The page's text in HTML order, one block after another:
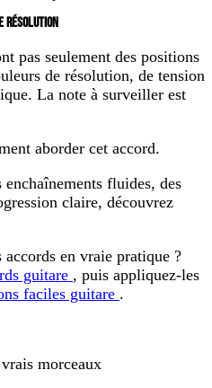
RÉSOLUTION
pas seulement des positions
de résolution, de tension
La note à surveiller est
aborder cet accord.
fluides, des
claire, découvrez
en vraie pratique ?
guitare , puis appliquez-les
faciles guitare .
morceaux